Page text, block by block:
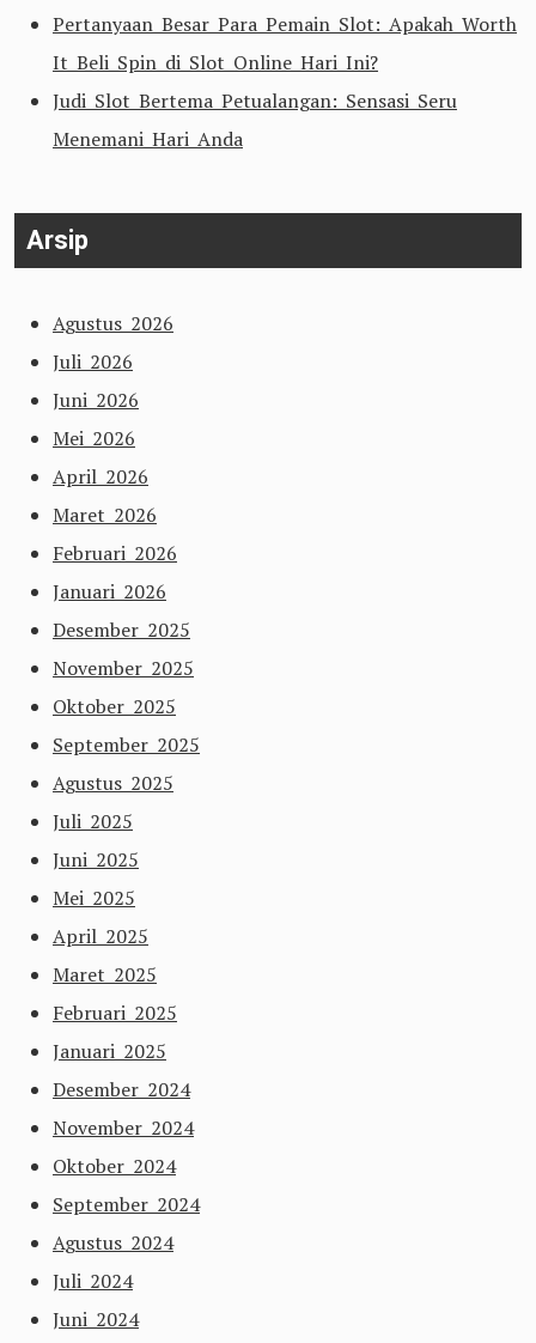
Pertanyaan Besar Para Pemain Slot: Apakah Worth
It Beli Spin di Slot Online Hari Ini?
Judi Slot Bertema Petualangan: Sensasi Seru
Menemani Hari Anda
Arsip
Agustus 2026
Juli 2026
Juni 2026
Mei 2026
April 2026
Maret 2026
Februari 2026
Januari 2026
Desember 2025
November 2025
Oktober 2025
September 2025
Agustus 2025
Juli 2025
Juni 2025
Mei 2025
April 2025
Maret 2025
Februari 2025
Januari 2025
Desember 2024
November 2024
Oktober 2024
September 2024
Agustus 2024
Juli 2024
Juni 2024